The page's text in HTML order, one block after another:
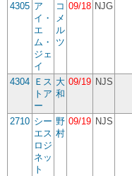
4305 ア
イ・
エ
ム・
ジェ
イ
コ
メ
ル
ツ
09/18 NJG
4304 Ｅス
トア
ー
大
和
09/19 NJS
2710 シー
エス
ロジ
ネッ
ト
野
村
09/19 NJS